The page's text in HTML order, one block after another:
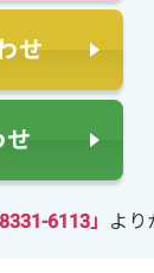
せ
6113」 より